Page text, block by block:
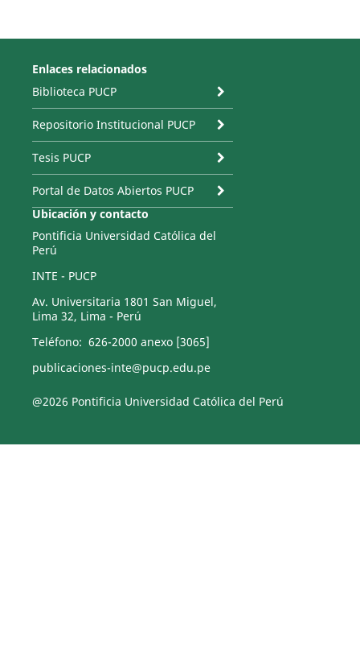
Enlaces relacionados
Biblioteca PUCP
Repositorio Institucional PUCP
Tesis PUCP
Portal de Datos Abiertos PUCP
Ubicación y contacto
Pontificia Universidad Católica del
Perú
INTE - PUCP
Av. Universitaria 1801 San Miguel,
Lima 32, Lima - Perú
Teléfono: 626-2000 anexo [3065]
publicaciones-inte@pucp.edu.pe
@2026 Pontificia Universidad Católica del Perú